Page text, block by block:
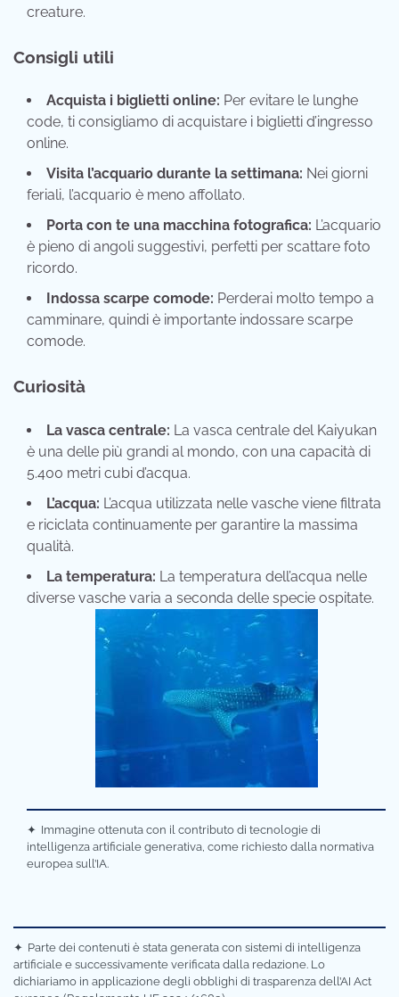
creature.
Consigli utili
Acquista i biglietti online: Per evitare le lunghe
code, ti consigliamo di acquistare i biglietti d’ingresso
online.
Visita l’acquario durante la settimana: Nei giorni
feriali, l’acquario è meno affollato.
Porta con te una macchina fotografica: L’acquario
è pieno di angoli suggestivi, perfetti per scattare foto
ricordo.
Indossa scarpe comode: Perderai molto tempo a
camminare, quindi è importante indossare scarpe
comode.
Curiosità
La vasca centrale: La vasca centrale del Kaiyukan
è una delle più grandi al mondo, con una capacità di
5.400 metri cubi d’acqua.
L’acqua: L’acqua utilizzata nelle vasche viene filtrata
e riciclata continuamente per garantire la massima
qualità.
La temperatura: La temperatura dell’acqua nelle
diverse vasche varia a seconda delle specie ospitate.
✦ Immagine ottenuta con il contributo di tecnologie di
intelligenza artificiale generativa, come richiesto dalla normativa
europea sull’IA.
✦ Parte dei contenuti è stata generata con sistemi di intelligenza
artificiale e successivamente verificata dalla redazione. Lo
dichiariamo in applicazione degli obblighi di trasparenza dell’AI Act